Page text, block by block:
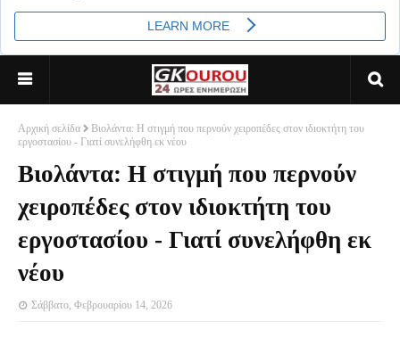
Αρχική σελίδα
Βιολάντα: Η στιγμή που περνούν χειροπέδες στον ιδιοκτήτη του
εργοστασίου - Γιατί συνελήφθη εκ νέου
Βιολάντα: Η στιγμή που περνούν
χειροπέδες στον ιδιοκτήτη του
εργοστασίου - Γιατί συνελήφθη εκ
νέου
Σάββατο, Φεβρουαρίου 14, 2026